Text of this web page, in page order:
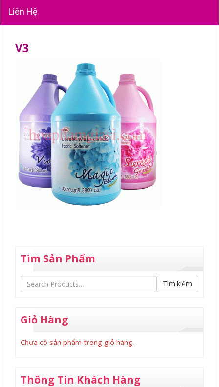
Liên Hệ
V3
Tìm Sản Phẩm
Tìm kiếm
Giỏ Hàng
Chưa có sản phẩm trong giỏ hàng.
Thông Tin Khách Hàng